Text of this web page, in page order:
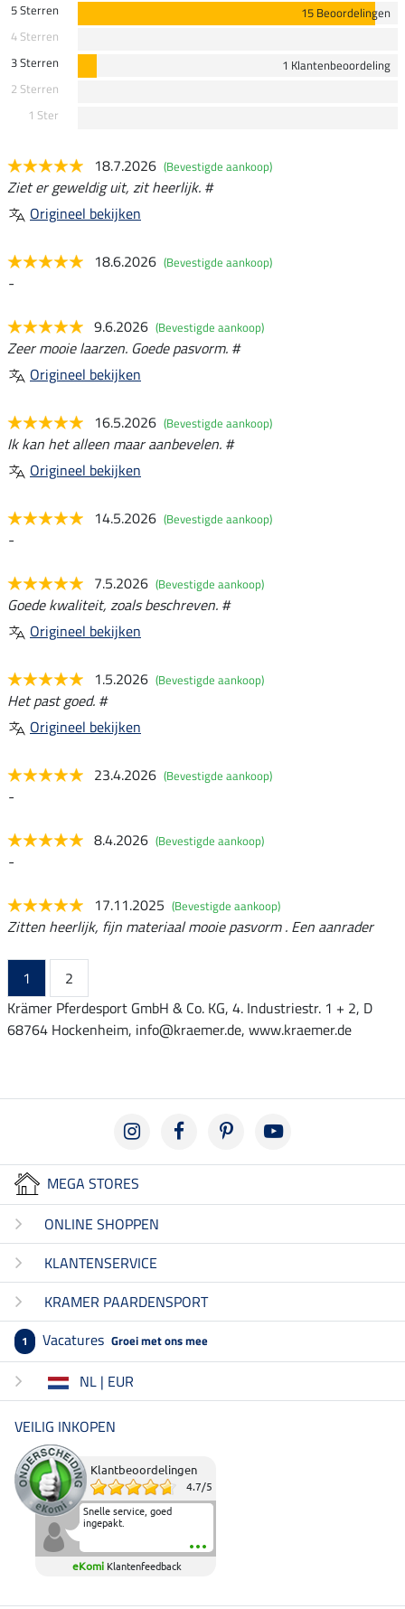
5 Sterren
15 Beoordelingen
4 Sterren
3 Sterren
1 Klantenbeoordeling
2 Sterren
1 Ster
18.7.2026 (Bevestigde aankoop)
Ziet er geweldig uit, zit heerlijk. #
Origineel bekijken
18.6.2026 (Bevestigde aankoop)
-
9.6.2026 (Bevestigde aankoop)
Zeer mooie laarzen. Goede pasvorm. #
Origineel bekijken
16.5.2026 (Bevestigde aankoop)
Ik kan het alleen maar aanbevelen. #
Origineel bekijken
14.5.2026 (Bevestigde aankoop)
-
7.5.2026 (Bevestigde aankoop)
Goede kwaliteit, zoals beschreven. #
Origineel bekijken
1.5.2026 (Bevestigde aankoop)
Het past goed. #
Origineel bekijken
23.4.2026 (Bevestigde aankoop)
-
8.4.2026 (Bevestigde aankoop)
-
17.11.2025 (Bevestigde aankoop)
Zitten heerlijk, fijn materiaal mooie pasvorm . Een aanrader
1
2
Krämer Pferdesport GmbH & Co. KG, 4. Industriestr. 1 + 2, D
68764 Hockenheim, info@kraemer.de, www.kraemer.de
MEGA STORES
ONLINE SHOPPEN
KLANTENSERVICE
KRAMER PAARDENSPORT
1 Vacatures Groei met ons mee
NL | EUR
VEILIG INKOPEN
Klantbeoordelingen
4.7/5
Snelle service, goed
ingepakt.
eKomi Klantenfeedback